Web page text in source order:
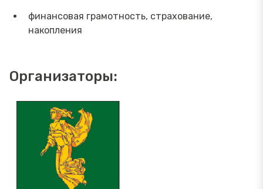
финансовая грамотность, страхование,
накопления
Организаторы: